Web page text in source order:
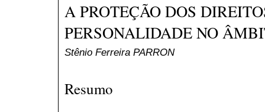
A PROTEÇÃO DOS
PERSONALIDADE NO
Stênio Ferreira PARRON
Resumo